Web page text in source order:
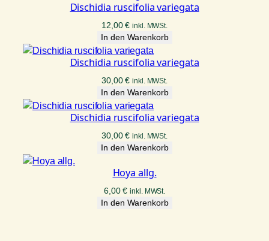
Dischidia ruscifolia variegata
12,00€ inkl. MWSt.
In den Warenkorb
Dischidia ruscifolia variegata
30,00€ inkl. MWSt.
In den Warenkorb
Dischidia ruscifolia variegata
30,00€ inkl. MWSt.
In den Warenkorb
Hoya allg.
6,00€ inkl. MWSt.
In den Warenkorb